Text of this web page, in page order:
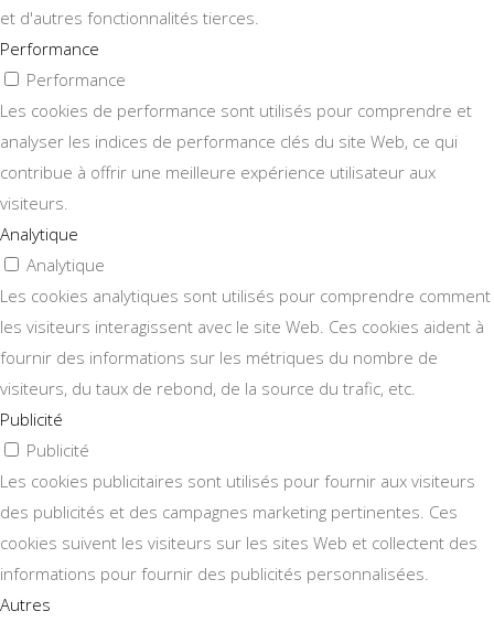
et d'autres fonctionnalités tierces.
Performance
Performance
Les cookies de performance sont utilisés pour comprendre et
analyser les indices de performance clés du site Web, ce qui
contribue à offrir une meilleure expérience utilisateur aux
visiteurs.
Analytique
Analytique
Les cookies analytiques sont utilisés pour comprendre comment
les visiteurs interagissent avec le site Web. Ces cookies aident à
fournir des informations sur les métriques du nombre de
visiteurs, du taux de rebond, de la source du trafic, etc.
Publicité
Publicité
Les cookies publicitaires sont utilisés pour fournir aux visiteurs
des publicités et des campagnes marketing pertinentes. Ces
cookies suivent les visiteurs sur les sites Web et collectent des
informations pour fournir des publicités personnalisées.
Autres